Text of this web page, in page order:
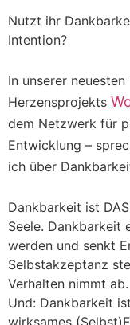
Nutzt ihr
Intention?
In unserer
Herzensprojekts
dem Netzwerk für
Entwicklung –
ich über
Dankbarkeit ist
Seele. Dankbarkeit
werden und senkt
Selbstakzeptanz
Verhalten nimmt ab.
Und: Dankbarkeit